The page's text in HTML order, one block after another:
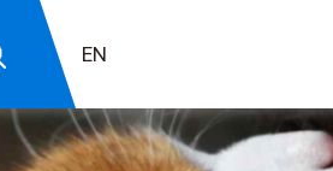
EN